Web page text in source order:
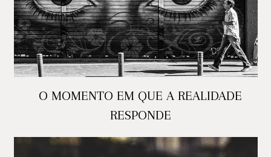
O MOMENTO EM QUE A REALIDADE
RESPONDE